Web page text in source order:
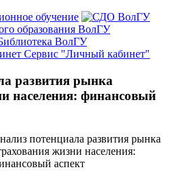
обучение
образования ВолГУ
ВолГУ
Сервис "Личный кабинет"
развития рынка
населения: финансовый
потенциала развития рынка
жизни населения:
аспект